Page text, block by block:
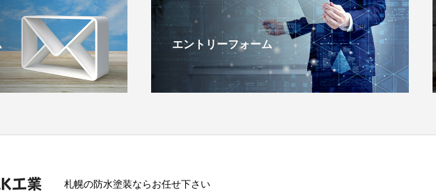
エントリーフォーム
札幌の防水塗装ならお任せ下さい